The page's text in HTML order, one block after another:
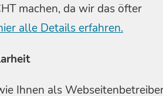
machen, da wir das öfter
alle Details erfahren.
Ihnen als